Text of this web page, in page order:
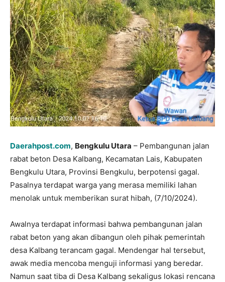
Daerahpost.com, Bengkulu Utara – Pembangunan jalan
rabat beton Desa Kalbang, Kecamatan Lais, Kabupaten
Bengkulu Utara, Provinsi Bengkulu, berpotensi gagal.
Pasalnya terdapat warga yang merasa memiliki lahan
menolak untuk memberikan surat hibah, (7/10/2024).
Awalnya terdapat informasi bahwa pembangunan jalan
rabat beton yang akan dibangun oleh pihak pemerintah
desa Kalbang terancam gagal. Mendengar hal tersebut,
awak media mencoba menguji informasi yang beredar.
Namun saat tiba di Desa Kalbang sekaligus lokasi rencana